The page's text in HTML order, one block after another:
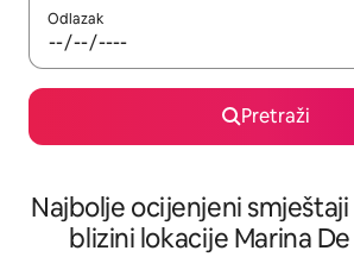
Odlazak
Pretraži
Najbolje ocijenjeni
blizini lokacije Marina